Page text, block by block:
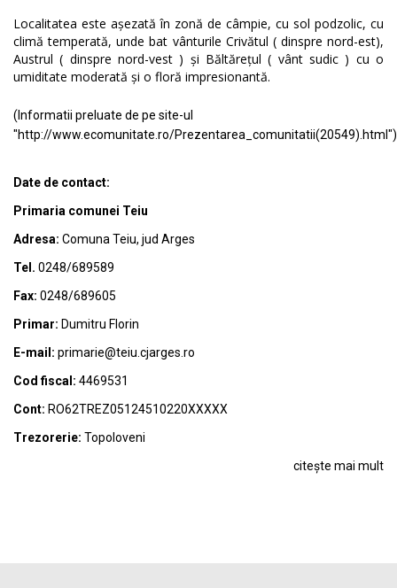
Localitatea este așezată în zonă de câmpie, cu sol podzolic, cu
climă temperată, unde bat vânturile Crivătul ( dinspre nord-est),
Austrul ( dinspre nord-vest ) și Băltărețul ( vânt sudic ) cu o
umiditate moderată și o floră impresionantă.
(Informatii preluate de pe site-ul
"http://www.ecomunitate.ro/Prezentarea_comunitatii(20549).html")
Date de contact:
Primaria comunei Teiu
Adresa: Comuna Teiu, jud Arges
Tel. 0248/689589
Fax: 0248/689605
Primar: Dumitru Florin
E-mail: primarie@teiu.cjarges.ro
Cod fiscal: 4469531
Cont: RO62TREZ05124510220XXXXX
Trezorerie: Topoloveni
citește mai mult